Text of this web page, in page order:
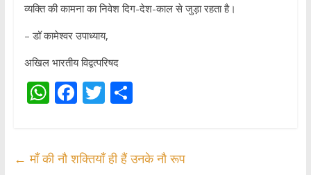
व्यक्ति की कामना का निवेश दिग-देश-काल से जुड़ा रहता है।
– डॉ कामेश्वर उपाध्याय,
अखिल भारतीय विद्वत्परिषद
W
s
F
b
T
er
S
e
← माँ की नौ शक्तियाँ ही हैं उनके नौ रूप